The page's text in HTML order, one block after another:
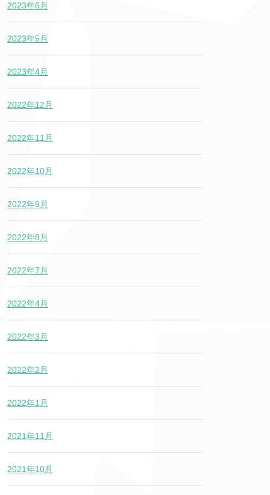
2023年6月
2023年5月
2023年4月
2022年12月
2022年11月
2022年10月
2022年9月
2022年8月
2022年7月
2022年4月
2022年3月
2022年2月
2022年1月
2021年11月
2021年10月